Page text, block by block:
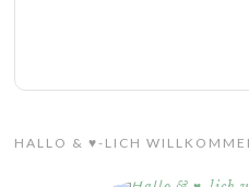
HALLO & ♥-LICH